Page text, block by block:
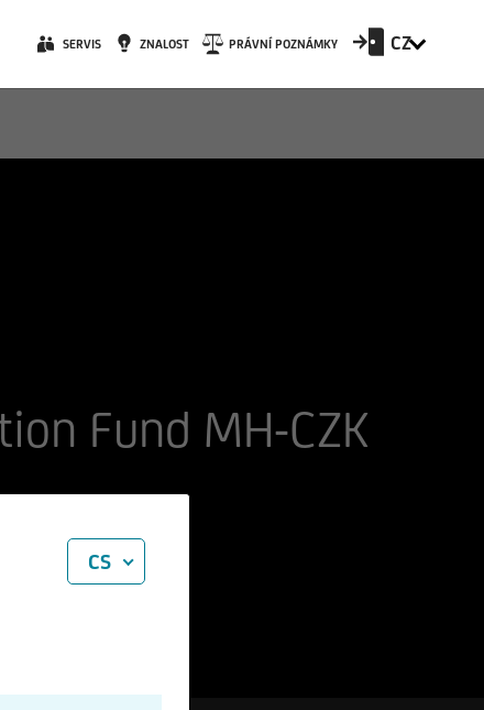
SERVIS ZNALOST PRÁVNÍ POZNÁMKY CZ
Fund MH-CZK
CS